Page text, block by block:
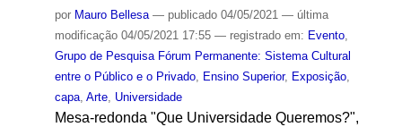
por Mauro Bellesa — publicado04/05/2021 — última
modificação04/05/2021 17:55 — registrado em: Evento,
Grupo de Pesquisa Fórum Permanente: Sistema Cultural
entre o Público e o Privado, Ensino Superior, Exposição,
capa, Arte, Universidade
Mesa-redonda "Que Universidade Queremos?",